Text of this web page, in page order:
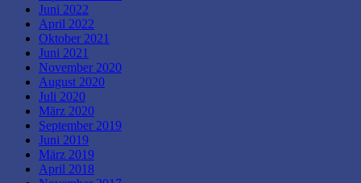
Juni 2022
April 2022
Oktober 2021
Juni 2021
November 2020
August 2020
Juli 2020
März 2020
September 2019
Juni 2019
März 2019
April 2018